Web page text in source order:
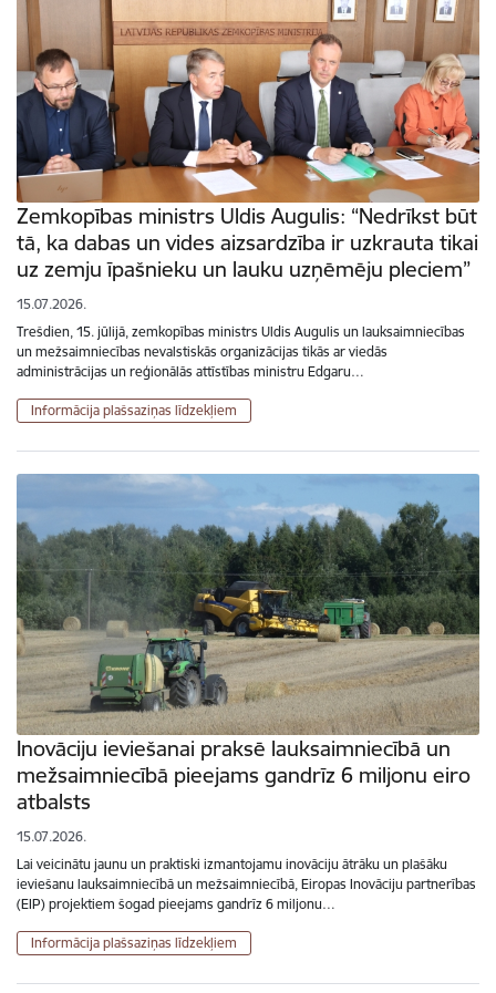
Zemkopības ministrs Uldis Augulis: “Nedrīkst būt
tā, ka dabas un vides aizsardzība ir uzkrauta tikai
uz zemju īpašnieku un lauku uzņēmēju pleciem”
15.07.2026.
Trešdien, 15. jūlijā, zemkopības ministrs Uldis Augulis un lauksaimniecības
un mežsaimniecības nevalstiskās organizācijas tikās ar viedās
administrācijas un reģionālās attīstības ministru Edgaru…
Informācija plašsaziņas līdzekļiem
Inovāciju ieviešanai praksē lauksaimniecībā un
mežsaimniecībā pieejams gandrīz 6 miljonu eiro
atbalsts
15.07.2026.
Lai veicinātu jaunu un praktiski izmantojamu inovāciju ātrāku un plašāku
ieviešanu lauksaimniecībā un mežsaimniecībā, Eiropas Inovāciju partnerības
(EIP) projektiem šogad pieejams gandrīz 6 miljonu…
Informācija plašsaziņas līdzekļiem